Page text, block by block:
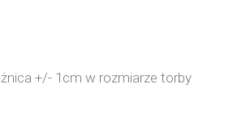
+/- 1cm w rozmiarze torby